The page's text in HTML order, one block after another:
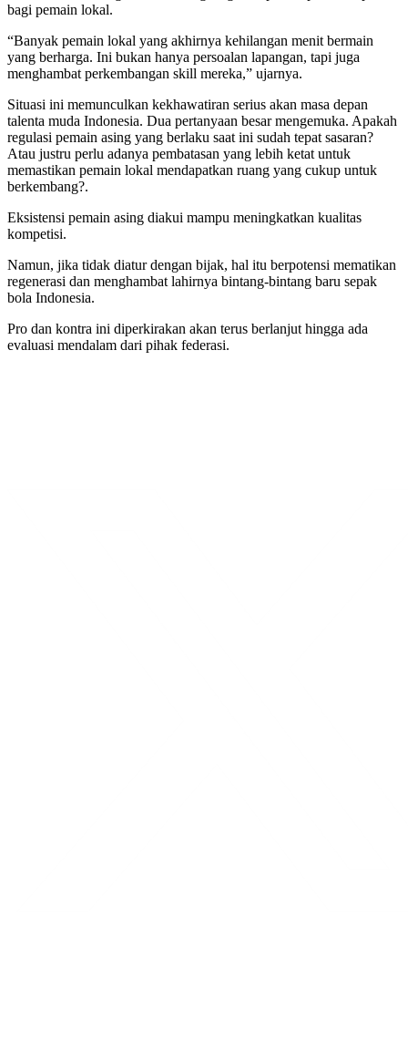
bagi pemain lokal.
“Banyak pemain lokal yang akhirnya kehilangan menit bermain
yang berharga. Ini bukan hanya persoalan lapangan, tapi juga
menghambat perkembangan skill mereka,” ujarnya.
Situasi ini memunculkan kekhawatiran serius akan masa depan
talenta muda Indonesia. Dua pertanyaan besar mengemuka. Apakah
regulasi pemain asing yang berlaku saat ini sudah tepat sasaran?
Atau justru perlu adanya pembatasan yang lebih ketat untuk
memastikan pemain lokal mendapatkan ruang yang cukup untuk
berkembang?.
Eksistensi pemain asing diakui mampu meningkatkan kualitas
kompetisi.
Namun, jika tidak diatur dengan bijak, hal itu berpotensi mematikan
regenerasi dan menghambat lahirnya bintang-bintang baru sepak
bola Indonesia.
Pro dan kontra ini diperkirakan akan terus berlanjut hingga ada
evaluasi mendalam dari pihak federasi.